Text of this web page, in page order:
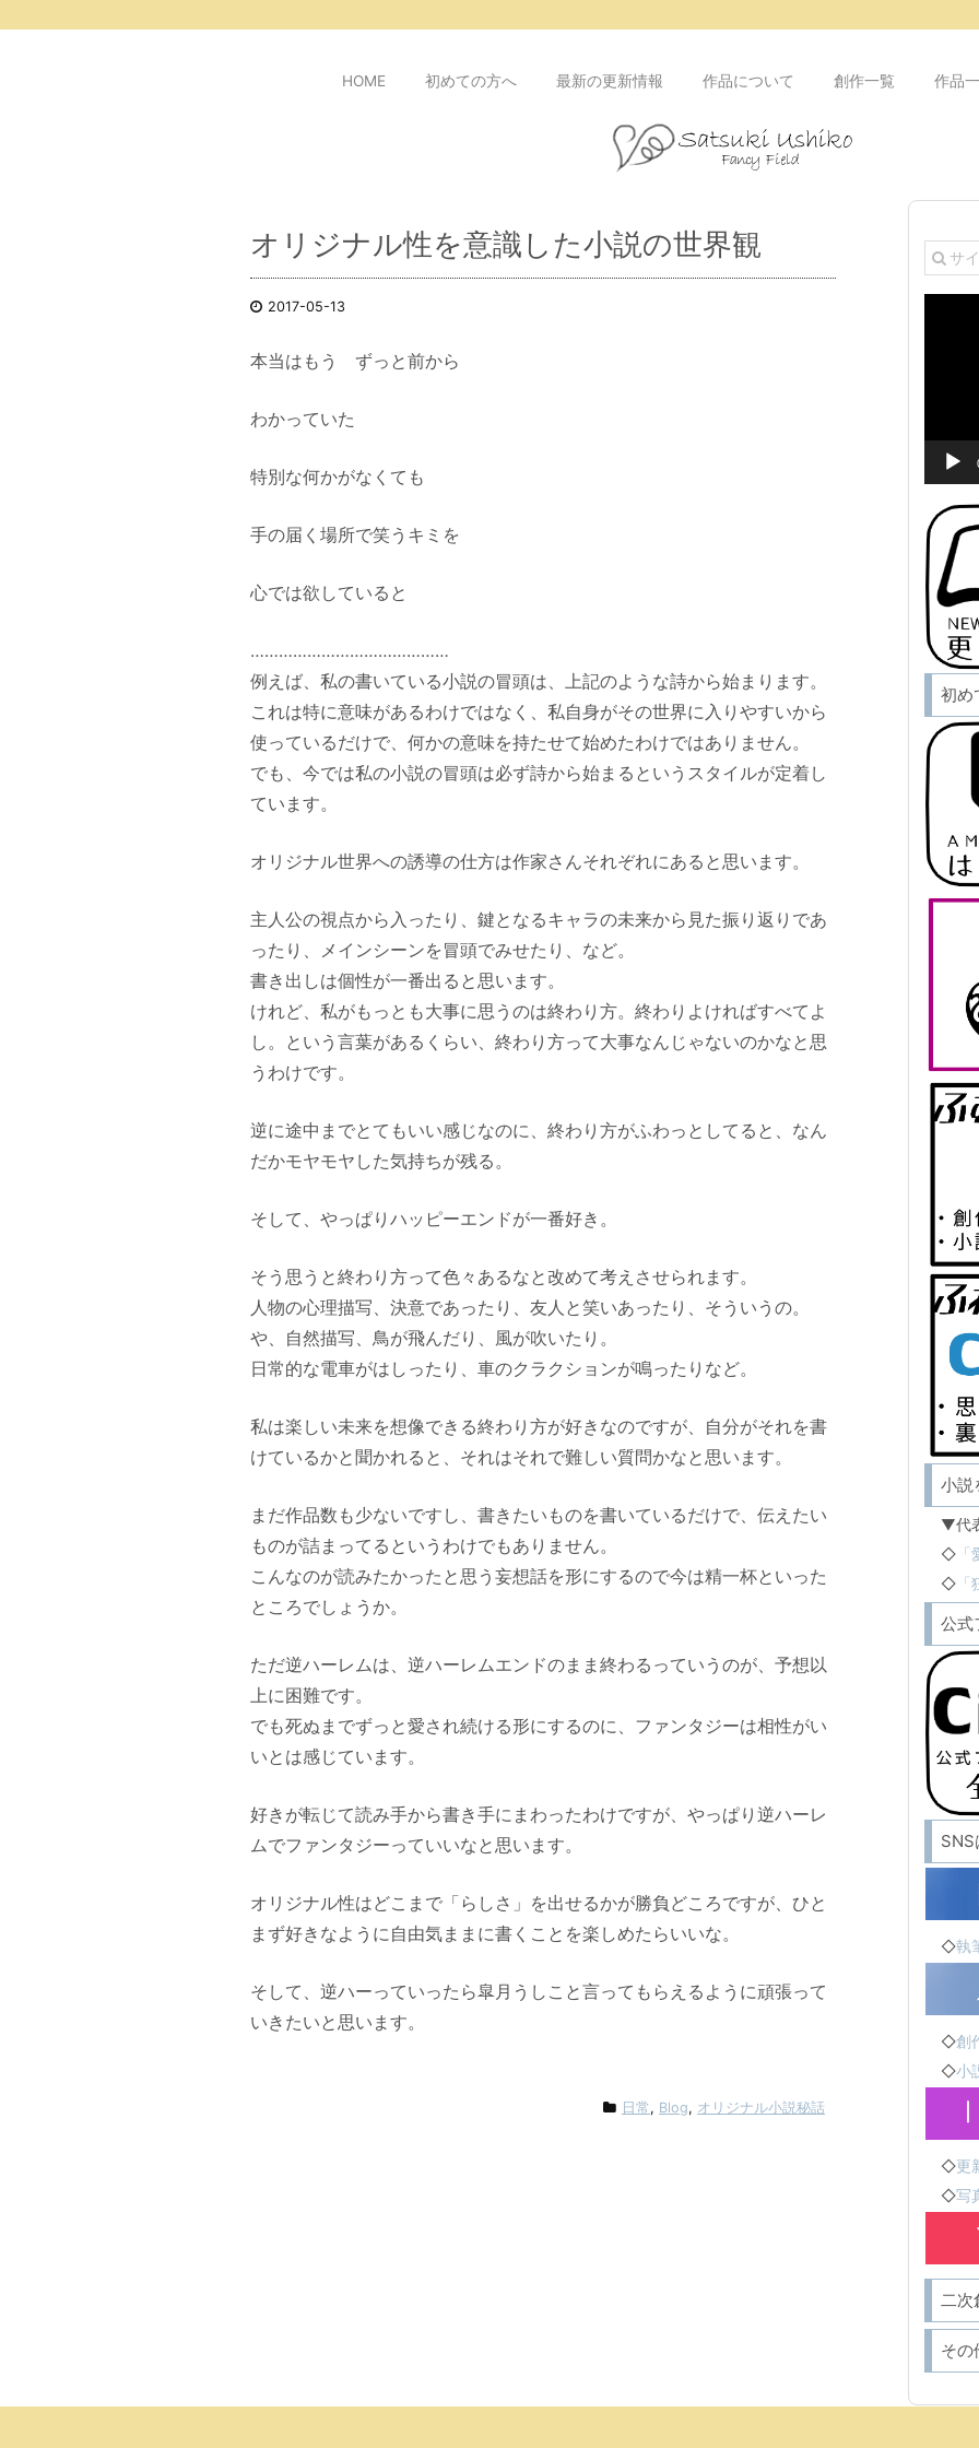
HOME 初めての方へ 最新の更新情報 作品について 創作一覧 作品
オリジナル性を意識した小説の世界観
2017-05-13
本当はもう ずっと前から
わかっていた
特別な何かがなくても
手の届く場所で笑うキミを
心では欲していると
……………………………………
例えば、私の書いている小説の冒頭は、上記のような詩から始まります。
これは特に意味があるわけではなく、私自身がその世界に入りやすいから
使っているだけで、何かの意味を持たせて始めたわけではありません。
でも、今では私の小説の冒頭は必ず詩から始まるというスタイルが定着し
ています。
オリジナル世界への誘導の仕方は作家さんそれぞれにあると思います。
主人公の視点から入ったり、鍵となるキャラの未来から見た振り返りであ
ったり、メインシーンを冒頭でみせたり、など。
書き出しは個性が一番出ると思います。
けれど、私がもっとも大事に思うのは終わり方。終わりよければすべてよ
し。という言葉があるくらい、終わり方って大事なんじゃないのかなと思
うわけです。
逆に途中までとてもいい感じなのに、終わり方がふわっとしてると、なん
だかモヤモヤした気持ちが残る。
そして、やっぱりハッピーエンドが一番好き。
そう思うと終わり方って色々あるなと改めて考えさせられます。
人物の心理描写、決意であったり、友人と笑いあったり、そういうの。
や、自然描写、鳥が飛んだり、風が吹いたり。
日常的な電車がはしったり、車のクラクションが鳴ったりなど。
私は楽しい未来を想像できる終わり方が好きなのですが、自分がそれを書
けているかと聞かれると、それはそれで難しい質問かなと思います。
まだ作品数も少ないですし、書きたいものを書いているだけで、伝えたい
ものが詰まってるというわけでもありません。
こんなのが読みたかったと思う妄想話を形にするので今は精一杯といった
ところでしょうか。
ただ逆ハーレムは、逆ハーレムエンドのまま終わるっていうのが、予想以
上に困難です。
でも死ぬまでずっと愛され続ける形にするのに、ファンタジーは相性がい
いとは感じています。
好きが転じて読み手から書き手にまわったわけですが、やっぱり逆ハーレ
ムでファンタジーっていいなと思います。
オリジナル性はどこまで「らしさ」を出せるかが勝負どころですが、ひと
まず好きなように自由気ままに書くことを楽しめたらいいな。
そして、逆ハーっていったら皐月うしこと言ってもらえるように頑張って
いきたいと思います。
日常 , Blog, オリジナル小説秘話
初め
小説
▼代
◇
◇
公式
◇執
◇創
◇小
◇更
◇写
二次
その